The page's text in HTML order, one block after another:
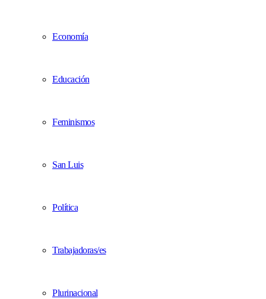
Economía
Educación
Feminismos
San Luis
Política
Trabajadoras/es
Plurinacional